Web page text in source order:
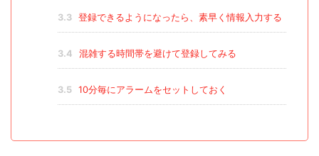
3.3 登録できるようになったら、素早く情報入力する
3.4 混雑する時間帯を避けて登録してみる
3.5 10分毎にアラームをセットしておく